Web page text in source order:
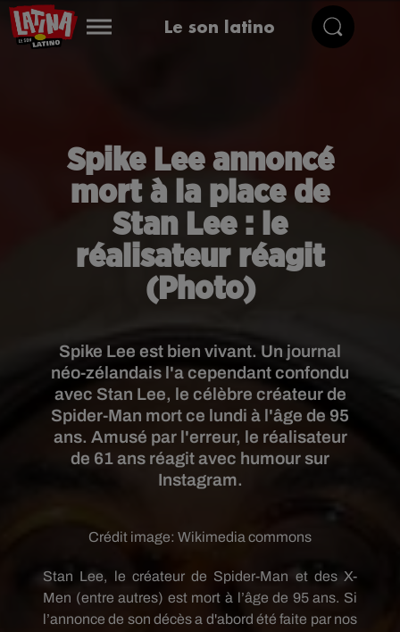
Le son latino
Spike Lee annoncé
mort à la place de
Stan Lee : le
réalisateur réagit
(Photo)
Spike Lee est bien vivant. Un journal
néo-zélandais l'a cependant confondu
avec Stan Lee, le célèbre créateur de
Spider-Man mort ce lundi à l'âge de 95
ans. Amusé par l'erreur, le réalisateur
de 61 ans réagit avec humour sur
Instagram.
Crédit image: Wikimedia commons
Stan Lee, le créateur de Spider-Man et des X-
Men (entre autres) est mort à l’âge de 95 ans. Si
l’annonce de son décès a d'abord été faite par nos